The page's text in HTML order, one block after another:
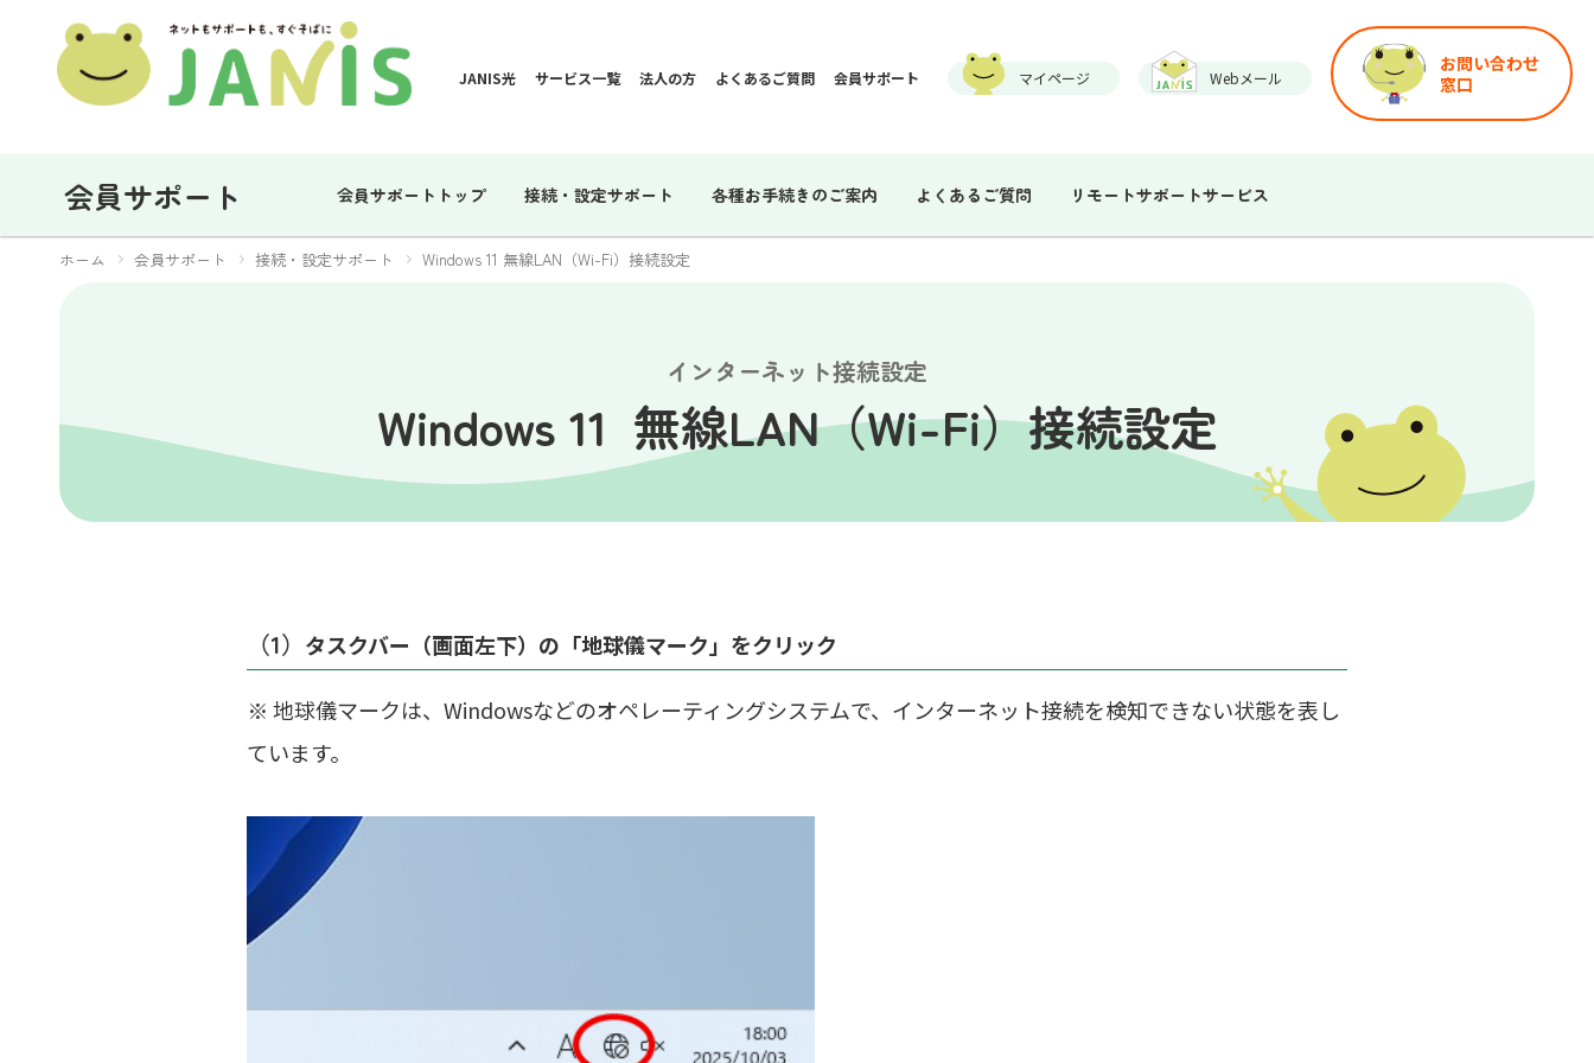
JANIS光 サービス一覧 法人の方 よくあるご質問 会員サポート マイページ Webメール
お問い合わせ
窓口
会員サポート 会員サポートトップ 接続・設定サポート 各種お手続きのご案内 よくあるご質問 リモートサポートサービス
ホーム 会員サポート 接続・設定サポート Windows 11 無線LAN（Wi-Fi）接続設定
インターネット接続設定
Windows 11 無線LAN（Wi-Fi）接続設定
（1） タスクバー（画面左下）の「地球儀マーク」をクリック
※ 地球儀マークは、Windowsなどのオペレーティングシステムで、インターネット接続を検知できない状態を表し
ています。